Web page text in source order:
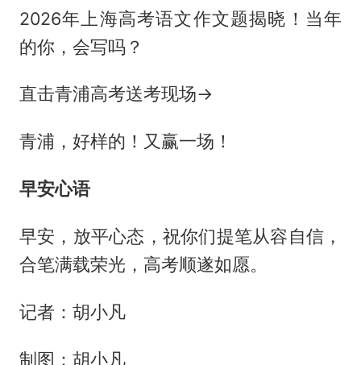
2026年上海高考语文作文题揭晓！当年
的你，会写吗？
直击青浦高考送考现场→
青浦，好样的！又赢一场！
早安心语
早安，放平心态，祝你们提笔从容自信，
合笔满载荣光，高考顺遂如愿。
记者：胡小凡
制图：胡小凡